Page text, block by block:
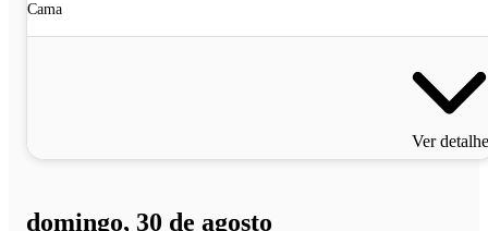
Cama
Ver
domingo, 30 de agosto